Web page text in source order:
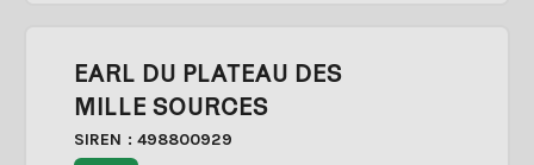
EARL DU PLATEAU DES
MILLE SOURCES
SIREN : 498800929